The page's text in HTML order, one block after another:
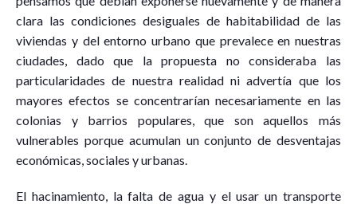
clara las condiciones desiguales de habitabilidad de las
viviendas y del entorno urbano que prevalece en nuestras
ciudades, dado que la propuesta no consideraba las
particularidades de nuestra realidad ni advertía que los
mayores efectos se concentrarían necesariamente en las
colonias y barrios populares, que son aquellos más
vulnerables porque acumulan un conjunto de desventajas
económicas, sociales y urbanas.
El hacinamiento, la falta de agua y el usar un transporte